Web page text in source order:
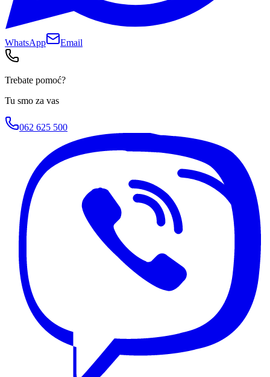
WhatsApp Email
Trebate pomoć?
Tu smo za vas
062 625 500